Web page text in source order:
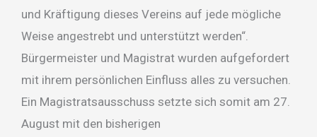
und Kräftigung dieses Vereins auf jede mögliche
Weise angestrebt und unterstützt werden“.
Bürgermeister und Magistrat wurden aufgefordert
mit ihrem persönlichen Einfluss alles zu versuchen.
Ein Magistratsausschuss setzte sich somit am 27.
August mit den bisherigen